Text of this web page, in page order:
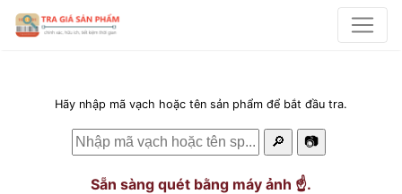
Hãy nhập mã vạch hoặc tên sản phẩm để bắt đầu tra.
🔎 📷
Sẵn sàng quét bằng máy ảnh ☝️.